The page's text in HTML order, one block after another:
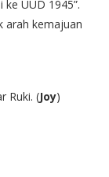
UUD 1945”.
arah kemajuan
Ruki. (Joy)